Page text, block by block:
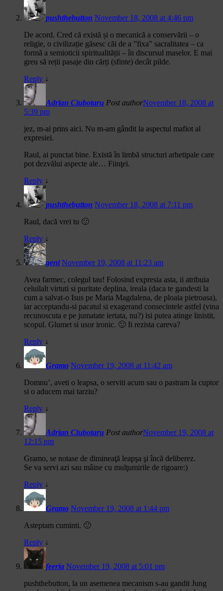
pushthebutton November 18, 2008 at 4:46 pm
De acord. Cred că există și o mecanică a conservării – o
religie, o civilizație găsesc căi de a ”fixa” sacralitatea – ca
formă a semioticii spiritualității – în discursul maselor. E mai
greu să reții pasaje din cărți (sfinte) decât pilde.
Reply ↓
Adrian Ciubotaru Post authorNovember 18, 2008 at
5:39 pm
jez, m-ai prins aici. Nu m-am gândit la aspectul mafiot al
expresiei.
Raul, ai punctat bine. Există în limbă structuri arhetipale care
pot dezvălui aspecte ale… Fiinţei.
Reply ↓
pushthebutton November 18, 2008 at 7:11 pm
Raul, dacă vrei tu 🙂
Reply ↓
geni November 19, 2008 at 11:23 am
Avea farmec, colegul tau! Folosind expresia asta, ii atribuia
celuilalt virtuti si puritate deplina, ireala (daca te gandesti la
cum a salvat-o Isus pe Maria Magdalena, de ploaia pietroasa),
iar acceptandu-si pacatul si exagerand consecintele astfel (vina
recunoscuta e pe jumatate iertata, nu?) isi putea atinge linistit,
scopul. Glumet si usor ironic. 🙂 Ii rezista careva?
Reply ↓
Gramo November 19, 2008 at 11:42 am
Domnu’, aveti o leapsa, o serviti acum sau o pastram la cuptor
si o aducem mai tarziu?
Reply ↓
Adrian Ciubotaru Post authorNovember 19, 2008 at
12:15 pm
Gramo, se notase de dimineaţă leapşa şi încă deliberez.
Se va servi azi sau mâine cu mulţumirile de rigoare:)
Reply ↓
Gramo November 19, 2008 at 1:44 pm
Asteptam cuminti. 🙂
Reply ↓
feeria November 19, 2008 at 5:01 pm
pushthebutton, la un asemenea mecanism s-au gandit Jung